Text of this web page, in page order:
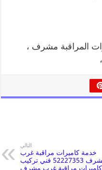
المراقبة مشرف ،
التالي
خدمة كاميرات مراقبة غرب
مشرف 52227353 فني تركيب
كاميرات مراقبة غرب مشرف